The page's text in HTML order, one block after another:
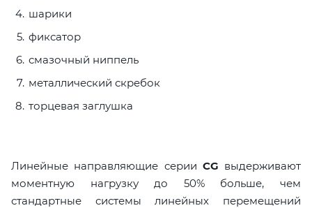
шарики
фиксатор
смазочный ниппель
металлический скребок
торцевая заглушка
Линейные направляющие серии CG выдерживают
моментную нагрузку до 50% больше, чем
стандартные системы линейных перемещений